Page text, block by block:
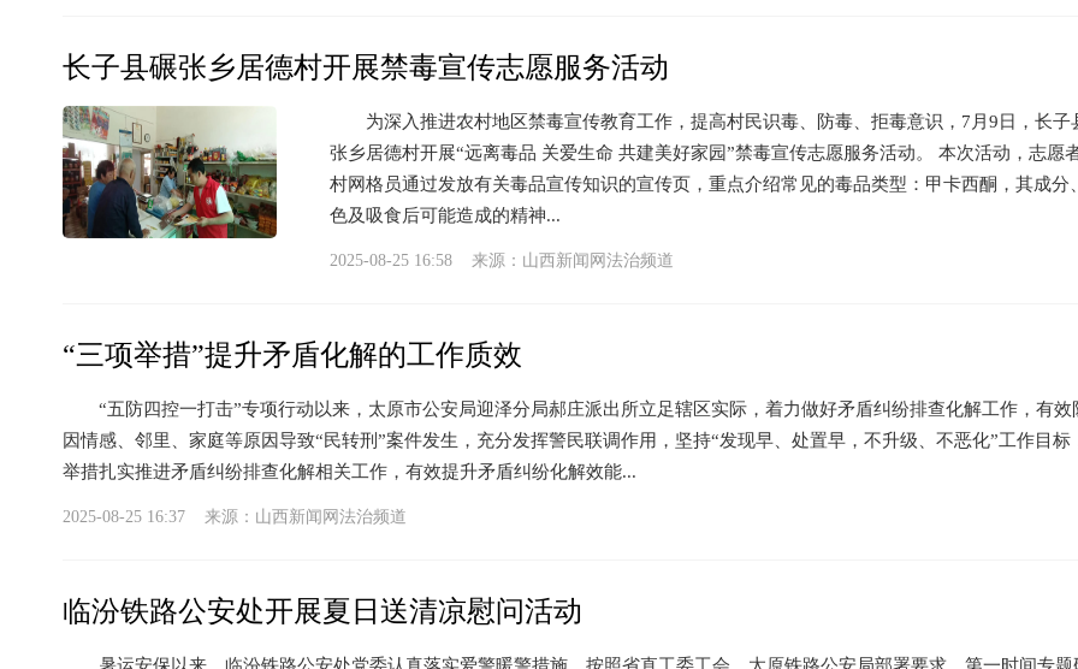
长子县碾张乡居德村开展禁毒宣传志愿服务活动
为深入推进农村地区禁毒宣传教育工作，提高村民识毒、防毒、拒毒意识，7月9日，长子
张乡居德村开展“远离毒品 关爱生命 共建美好家园”禁毒宣传志愿服务活动。 本次活动，志愿
村网格员通过发放有关毒品宣传知识的宣传页，重点介绍常见的毒品类型：甲卡西酮，其成分
色及吸食后可能造成的精神...
2025-08-25 16:58 来源： 山西新闻网法治频道
“三项举措”提升矛盾化解的工作质效
“五防四控一打击”专项行动以来，太原市公安局迎泽分局郝庄派出所立足辖区实际，着力做好矛盾纠纷排查化解工作，有效
因情感、邻里、家庭等原因导致“民转刑”案件发生，充分发挥警民联调作用，坚持“发现早、处置早，不升级、不恶化”工作目标
举措扎实推进矛盾纠纷排查化解相关工作，有效提升矛盾纠纷化解效能...
2025-08-25 16:37 来源： 山西新闻网法治频道
临汾铁路公安处开展夏日送清凉慰问活动